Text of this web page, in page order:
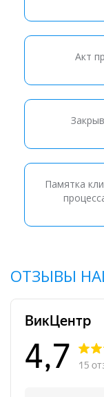
Акт
Памятка
ОТЗЫВЫ